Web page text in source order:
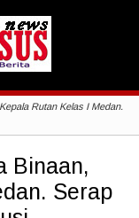
Rutan Kelas I Medan.
Binaan,
Serap